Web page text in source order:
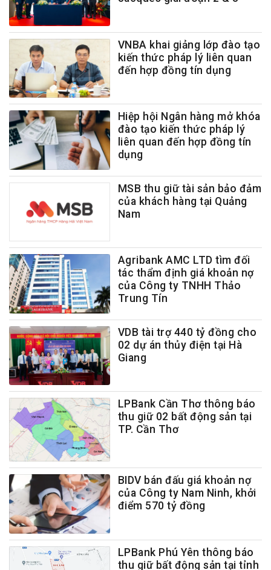
VNBA khai giảng lớp đào tạo
kiến thức pháp lý liên quan
đến hợp đồng tín dụng
Hiệp hội Ngân hàng mở khóa
đào tạo kiến thức pháp lý
liên quan đến hợp đồng tín
dụng
MSB thu giữ tài sản bảo đảm
của khách hàng tại Quảng
Nam
Agribank AMC LTD tìm đối
tác thẩm định giá khoản nợ
của Công ty TNHH Thảo
Trung Tín
VDB tài trợ 440 tỷ đồng cho
02 dự án thủy điện tại Hà
Giang
LPBank Cần Thơ thông báo
thu giữ 02 bất động sản tại
TP. Cần Thơ
BIDV bán đấu giá khoản nợ
của Công ty Nam Ninh, khởi
điểm 570 tỷ đồng
LPBank Phú Yên thông báo
thu giữ bất động sản tại tỉnh